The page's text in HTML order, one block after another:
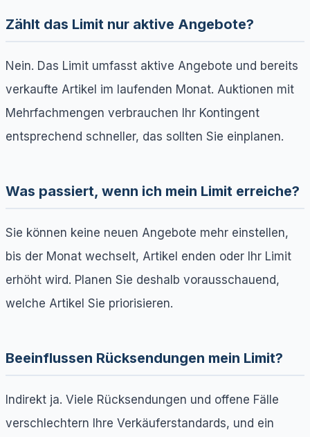
Zählt das Limit nur aktive Angebote?
Nein. Das Limit umfasst aktive Angebote und bereits
verkaufte Artikel im laufenden Monat. Auktionen mit
Mehrfachmengen verbrauchen Ihr Kontingent
entsprechend schneller, das sollten Sie einplanen.
Was passiert, wenn ich mein Limit erreiche?
Sie können keine neuen Angebote mehr einstellen,
bis der Monat wechselt, Artikel enden oder Ihr Limit
erhöht wird. Planen Sie deshalb vorausschauend,
welche Artikel Sie priorisieren.
Beeinflussen Rücksendungen mein Limit?
Indirekt ja. Viele Rücksendungen und offene Fälle
verschlechtern Ihre Verkäuferstandards, und ein